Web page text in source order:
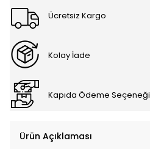
Ücretsiz Kargo
Kolay İade
Kapıda Ödeme Seçeneği
Ürün Açıklaması